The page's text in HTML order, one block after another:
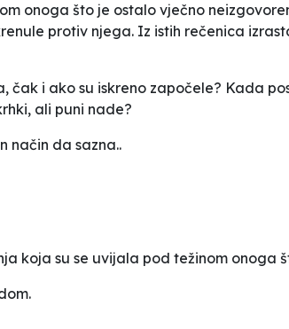
onoga što je ostalo vječno
protiv njega. Iz istih rečenica
i ako su iskreno započele? Kada
ali puni nade?
način da sazna..
koja su se uvijala pod težinom onoga